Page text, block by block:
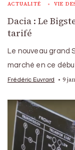
ACTUALITÉ VIE
Dacia : Le
tarifé
Le nouveau grand
marché en ce
Frédéric Euvrard 9